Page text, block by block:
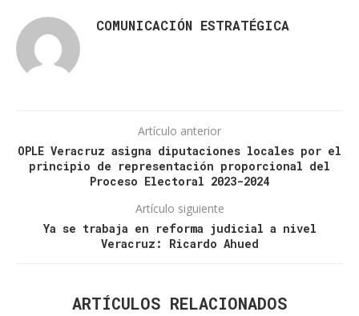
COMUNICACIÓN ESTRATÉGICA
Artículo anterior
OPLE Veracruz asigna diputaciones locales por el
principio de representación proporcional del
Proceso Electoral 2023-2024
Artículo siguiente
Ya se trabaja en reforma judicial a nivel
Veracruz: Ricardo Ahued
ARTÍCULOS RELACIONADOS